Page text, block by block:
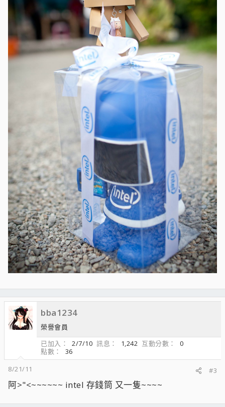
bba1234
榮譽會員
已加入
2/7/10 訊息 1,242 互動分數
0
點數
36
8/21/11
#3
阿>"<~~~~~~ intel 存錢筒 又一隻~~~~